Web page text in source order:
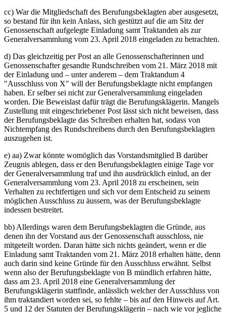
cc) War die Mitgliedschaft des Berufungsbeklagten aber ausgesetzt,
so bestand für ihn kein Anlass, sich gestützt auf die am Sitz der
Genossenschaft aufgelegte Einladung samt Traktanden als zur
Generalversammlung vom 23. April 2018 eingeladen zu betrachten.
d) Das gleichzeitig per Post an alle Genossenschafterinnen und
Genossenschafter gesandte Rundschreiben vom 21. März 2018 mit
der Einladung und – unter anderem – dem Traktandum 4
"Ausschluss von X" will der Berufungsbeklagte nicht empfangen
haben. Er selber sei nicht zur Generalversammlung eingeladen
worden. Die Beweislast dafür trägt die Berufungsklägerin. Mangels
Zustellung mit eingeschriebener Post lässt sich nicht beweisen, dass
der Berufungsbeklagte das Schreiben erhalten hat, sodass von
Nichtempfang des Rundschreibens durch den Berufungsbeklagten
auszugehen ist.
e) aa) Zwar könnte womöglich das Vorstandsmitglied B darüber
Zeugnis ablegen, dass er den Berufungsbeklagten einige Tage vor
der Generalversammlung traf und ihn ausdrücklich einlud, an der
Generalversammlung vom 23. April 2018 zu erscheinen, sein
Verhalten zu rechtfertigen und sich vor dem Entscheid zu seinem
möglichen Ausschluss zu äussern, was der Berufungsbeklagte
indessen bestreitet.
bb) Allerdings waren dem Berufungsbeklagten die Gründe, aus
denen ihn der Vorstand aus der Genossenschaft ausschloss, nie
mitgeteilt worden. Daran hätte sich nichts geändert, wenn er die
Einladung samt Traktanden vom 21. März 2018 erhalten hätte, denn
auch darin sind keine Gründe für den Ausschluss erwähnt. Selbst
wenn also der Berufungsbeklagte von B mündlich erfahren hätte,
dass am 23. April 2018 eine Generalversammlung der
Berufungsklägerin stattfinde, anlässlich welcher der Ausschluss von
ihm traktandiert worden sei, so fehlte – bis auf den Hinweis auf Art.
5 und 12 der Statuten der Berufungsklägerin – nach wie vor jegliche